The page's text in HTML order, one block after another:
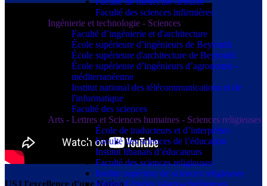
Faculté des sciences infirmières
Ingénierie et technologie - Sciences
Faculté d’ingénierie et d'architecture
École supérieure d’ingénieurs de Beyrouth
École supérieure d'architecture de Beyrouth
École supérieure d’ingénieurs d’agronomie -
méditerranéenne
Institut national des télécommunications et de
l'informatique
Faculté des sciences
Arts - Lettres et Sciences humaines - Sciences religieuses
École de traducteurs et d’interprètes
Faculté des sciences de l’éducation
Institut libanais d’éducateurs
Faculté des sciences religieuses
Institut supérieur de sciences religieuses
Institut d’études islamo-chrétiennes